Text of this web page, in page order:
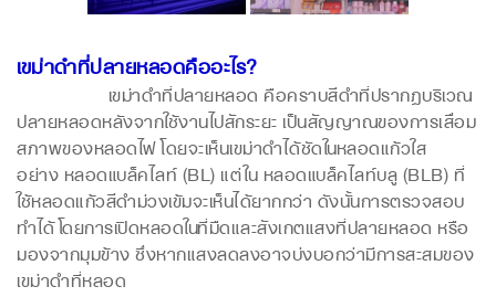
เขม่าดำที่ปลายหลอดคืออะไร?
เขม่าดำที่ปลายหลอด คือคราบสีดำที่ปรากฏบริเวณ
ปลายหลอดหลังจากใช้งานไปสักระยะ เป็นสัญญาณของการเสื่อม
สภาพของหลอดไฟ โดยจะเห็นเขม่าดำได้ชัดในหลอดแก้วใส
อย่าง หลอดแบล็คไลท์ (BL) แต่ใน หลอดแบล็คไลท์บลู (BLB) ที่
ใช้หลอดแก้วสีดำม่วงเข้มจะเห็นได้ยากกว่า ดังนั้นการตรวจสอบ
ทำได้โดยการเปิดหลอดในที่มืดและสังเกตแสงที่ปลายหลอด หรือ
มองจากมุมข้าง ซึ่งหากแสงลดลงอาจบ่งบอกว่ามีการสะสมของ
เขม่าดำที่หลอด